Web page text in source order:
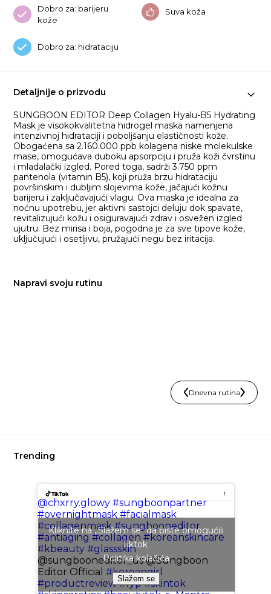
Dobro za: barijeru
kože
Suva koža
Dobro za: hidrataciju
Detaljnije o prizvodu
SUNGBOON EDITOR Deep Collagen Hyalu-B5 Hydrating
Mask je visokokvalitetna hidrogel maska namenjena
intenzivnoj hidrataciji i poboljšanju elastičnosti kože.
Obogaćena sa 2.160.000 ppb kolagena niske molekulske
mase, omogućava duboku apsorpciju i pruža koži čvrstinu
i mladalački izgled. Pored toga, sadrži 3.750 ppm
pantenola (vitamin B5), koji pruža brzu hidrataciju
površinskim i dubljim slojevima kože, jačajući kožnu
barijeru i zaključavajući vlagu. Ova maska je idealna za
noćnu upotrebu, jer aktivni sastojci deluju dok spavate,
revitalizujući kožu i osiguravajući zdrav i osvežen izgled
ujutru. Bez mirisa i boja, pogodna je za sve tipove kože,
uključujući i osetljivu, pružajući negu bez iritacija.
Napravi svoju rutinu
Dnevna rutina
Trending
@chxrry.glowy #sungboonpartner
#overnightmask #facialmask
#collagenmask #sungbooneditor
#antiaging #collagen #koreanskincare
#kbeauty #glassskin
@sungbooneditor_us @Sungboon
Editor Official#koreangirl
#productreview #fyp #skintok
Kliknite na „Slažem se“ da biste omogućili
Tiktok
Politika kolačića
Slažem se